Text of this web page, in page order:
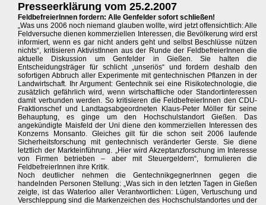
Presseerklärung vom 25.2.2007
FeldbefreierInnen fordern: Alle Genfelder sofort schließen!
„Was uns 2006 noch niemand glauben wollte, wird jetzt offensichtlich: Alle
Feldversuche dienen kommerziellen Interessen, die Bevölkerung wird erst
informiert, wenn es gar nicht anders geht und selbst Beschlüsse nützen
nichts“, kritisieren AktivistInnen aus der Runde der FeldbefreierInnen die
aktuelle Diskussion um Genfelder in Gießen. Sie halten die
Entscheidungsträger für schlicht „unseriös“ und fordern deshalb den
sofortigen Abbruch aller Experimente mit gentechnischen Pflanzen in der
Landwirtschaft. Ihr Argument: Gentechnik sei eine Risikotechnologie, die
zusätzlich gefährlich wird, wenn wirtschaftliche oder Standortinteressen
damit verbunden werden. So kritisieren die FeldbefreierInnen den CDU-
Fraktionschef und Landtagsabgeordneten Klaus-Peter Möller für seine
Behauptung, es ginge um den Hochschulstandort Gießen. Das
angekündigte Maisfeld der Uni diene den kommerziellen Interessen des
Konzerns Monsanto. Gleiches gilt für die schon seit 2006 laufende
Sicherheitsforschung mit gentechnisch veränderter Gerste. Sie diene
letztlich der Markteinführung. „Hier wird Akzeptanzforschung im Interesse
von Firmen betrieben – aber mit Steuergeldern“, formulieren die
FeldbefreierInnen ihre Kritik.
Noch deutlicher nehmen die GentechnikgegnerInnen gegen die
handelnden Personen Stellung: „Was sich in den letzten Tagen in Gießen
zeigte, ist das Waterloo aller Verantwortlichen: Lügen, Vertuschung und
Verschleppung sind die Markenzeichen des Hochschulstandortes und der